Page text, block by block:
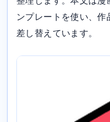
ンプレートを使い、
差し替えています。